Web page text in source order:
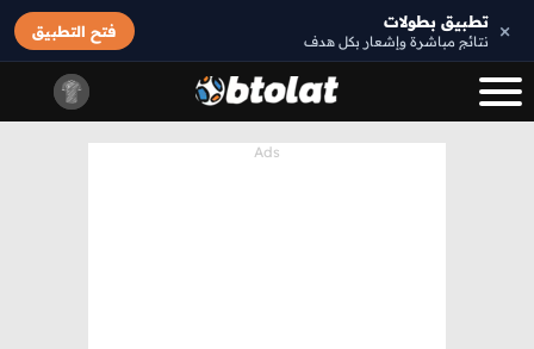
× تطبيق بطولات
نتائج مباشرة وإشعار بكل هدف
فتح التطبيق